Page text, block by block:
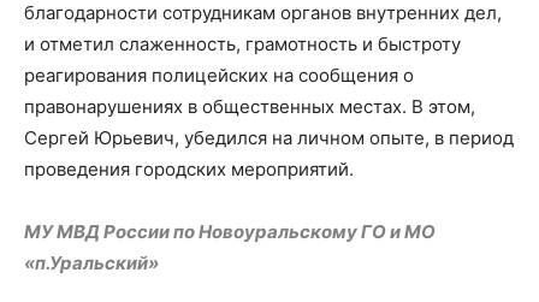
благодарности сотрудникам органов внутренних дел,
и отметил слаженность, грамотность и быстроту
реагирования полицейских на сообщения о
правонарушениях в общественных местах. В этом,
Сергей Юрьевич, убедился на личном опыте, в период
проведения городских мероприятий.
МУ МВД России по Новоуральскому ГО и МО
«п.Уральский»